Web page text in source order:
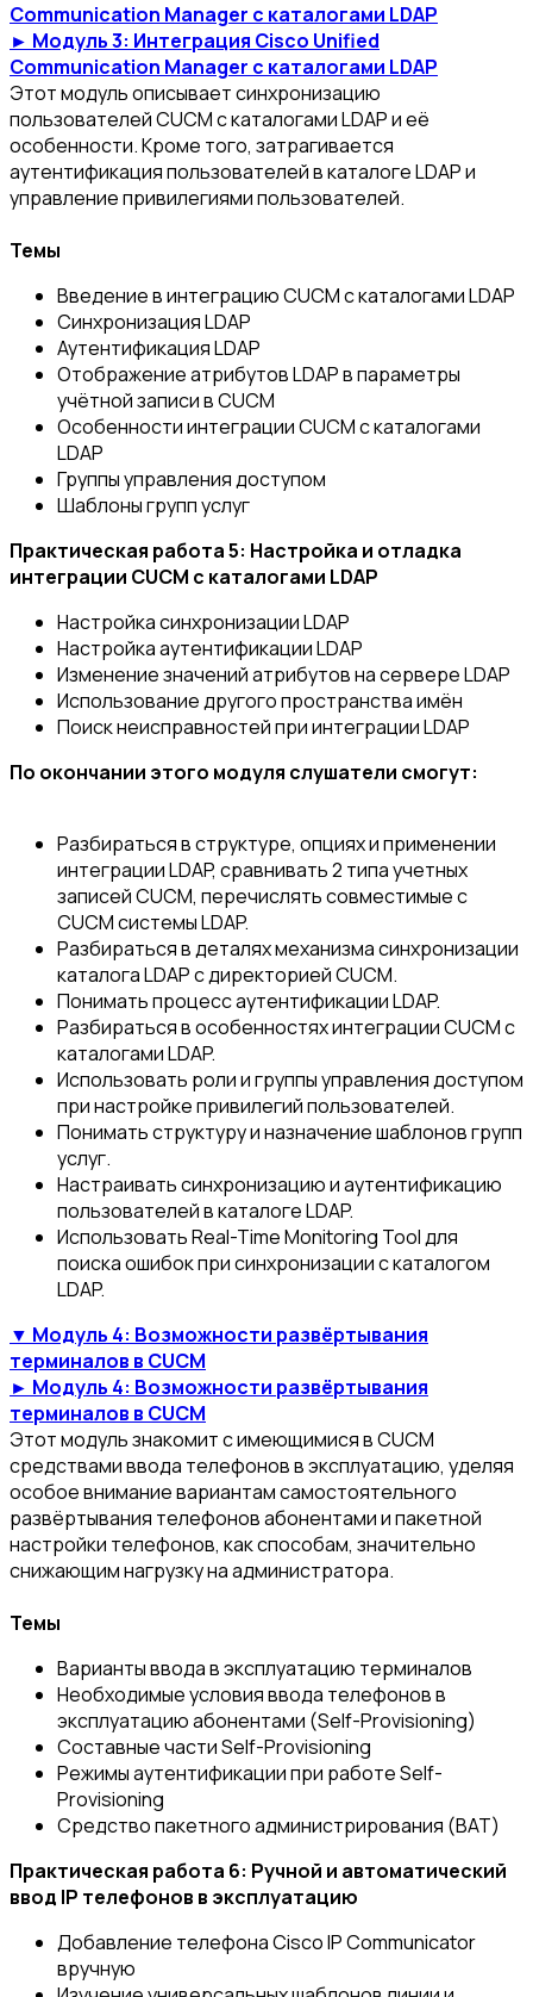
Communication Manager с каталогами LDAP
► Модуль 3: Интеграция Cisco Unified
Communication Manager с каталогами LDAP
Этот модуль описывает синхронизацию
пользователей CUCM с каталогами LDAP и её
особенности. Кроме того, затрагивается
аутентификация пользователей в каталоге LDAP и
управление привилегиями пользователей.
Темы
Введение в интеграцию CUCM с каталогами LDAP
Синхронизация LDAP
Аутентификация LDAP
Отображение атрибутов LDAP в параметры
учётной записи в CUCM
Особенности интеграции CUCM с каталогами
LDAP
Группы управления доступом
Шаблоны групп услуг
Практическая работа 5: Настройка и отладка
интеграции CUCM с каталогами LDAP
Настройка синхронизации LDAP
Настройка аутентификации LDAP
Изменение значений атрибутов на сервере LDAP
Использование другого пространства имён
Поиск неисправностей при интеграции LDAP
По окончании этого модуля слушатели смогут:
Разбираться в структуре, опциях и применении
интеграции LDAP, сравнивать 2 типа учетных
записей CUCM, перечислять совместимые с
CUCM системы LDAP.
Разбираться в деталях механизма синхронизации
каталога LDAP с директорией CUCM.
Понимать процесс аутентификации LDAP.
Разбираться в особенностях интеграции CUCM с
каталогами LDAP.
Использовать роли и группы управления доступом
при настройке привилегий пользователей.
Понимать структуру и назначение шаблонов групп
услуг.
Настраивать синхронизацию и аутентификацию
пользователей в каталоге LDAP.
Использовать Real-Time Monitoring Tool для
поиска ошибок при синхронизации с каталогом
LDAP.
▼ Модуль 4: Возможности развёртывания
терминалов в CUCM
► Модуль 4: Возможности развёртывания
терминалов в CUCM
Этот модуль знакомит с имеющимися в CUCM
средствами ввода телефонов в эксплуатацию, уделяя
особое внимание вариантам самостоятельного
развёртывания телефонов абонентами и пакетной
настройки телефонов, как способам, значительно
снижающим нагрузку на администратора.
Темы
Варианты ввода в эксплуатацию терминалов
Необходимые условия ввода телефонов в
эксплуатацию абонентами (Self-Provisioning)
Составные части Self-Provisioning
Режимы аутентификации при работе Self-
Provisioning
Средство пакетного администрирования (BAT)
Практическая работа 6: Ручной и автоматический
ввод IP телефонов в эксплуатацию
Добавление телефона Cisco IP Communicator
вручную